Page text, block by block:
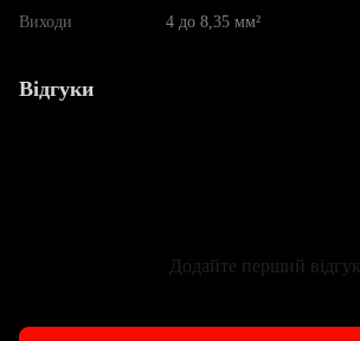
Виходи
4 до 8,35 мм²
Відгуки
Додайте перший відгук